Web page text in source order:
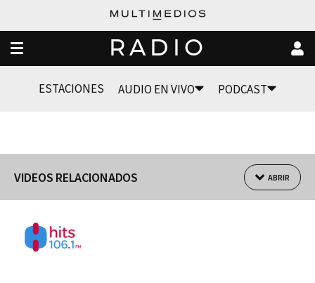
RADIO
ESTACIONES AUDIO EN VIVO PODCAST
VIDEOS RELACIONADOS ABRIR